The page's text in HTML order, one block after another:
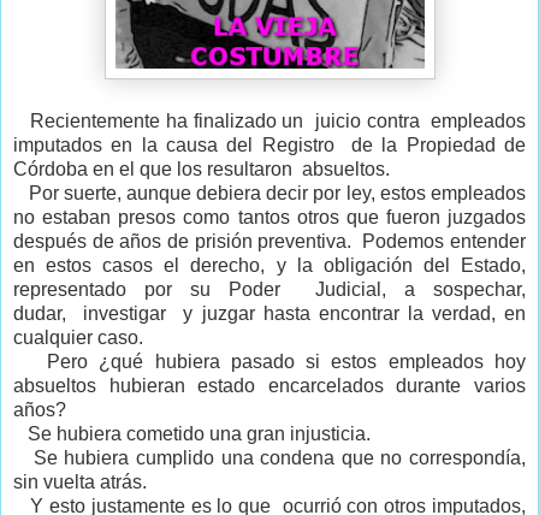
Recientemente ha finalizado un juicio contra empleados
imputados en la causa del Registro de la Propiedad de
Córdoba en el que los resultaron absueltos.
Por suerte, aunque debiera decir por ley, estos empleados
no estaban presos como tantos otros que fueron juzgados
después de años de prisión preventiva. Podemos entender
en estos casos el derecho, y la obligación del Estado,
representado por su Poder Judicial, a sospechar,
dudar, investigar y juzgar hasta encontrar la verdad, en
cualquier caso.
Pero ¿qué hubiera pasado si estos empleados hoy
absueltos hubieran estado encarcelados durante varios
años?
Se hubiera cometido una gran injusticia.
Se hubiera cumplido una condena que no correspondía,
sin vuelta atrás.
Y esto justamente es lo que ocurrió con otros imputados,